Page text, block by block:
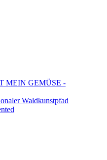
MEIN GEMÜSE -
Waldkunstpfad